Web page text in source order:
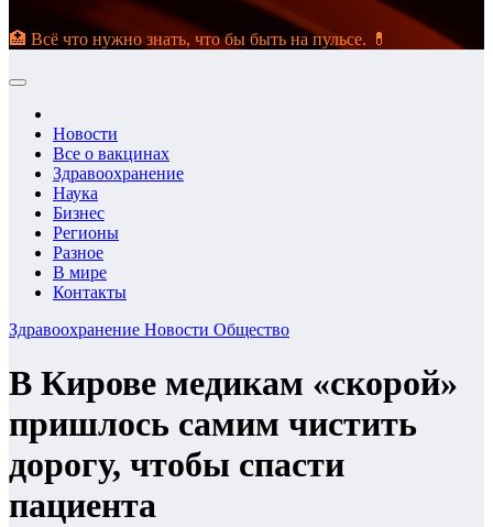
🏥 Всё что нужно знать, что бы быть на пульсе. 💊
Новости
Все о вакцинах
Здравоохранение
Наука
Бизнес
Регионы
Разное
В мире
Контакты
Здравоохранение Новости Общество
В Кирове медикам «скорой»
пришлось самим чистить
дорогу, чтобы спасти
пациента